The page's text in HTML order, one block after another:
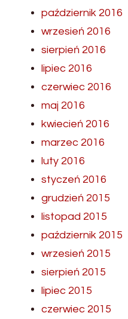
październik 2016
wrzesień 2016
sierpień 2016
lipiec 2016
czerwiec 2016
maj 2016
kwiecień 2016
marzec 2016
luty 2016
styczeń 2016
grudzień 2015
listopad 2015
październik 2015
wrzesień 2015
sierpień 2015
lipiec 2015
czerwiec 2015